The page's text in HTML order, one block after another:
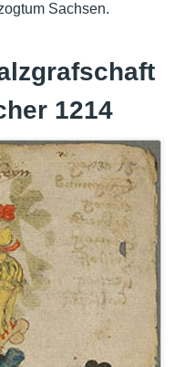
Sachsen.
1214